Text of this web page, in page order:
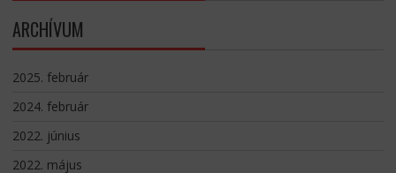
ARCHÍVUM
2025. február
2024. február
2022. június
2022. május